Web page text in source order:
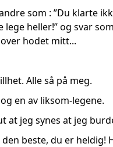
som : ”Du klarte
heller!” og svar
hodet mitt...
Alle så på meg.
en av liksom-legene.
at jeg synes at jeg
beste, du er